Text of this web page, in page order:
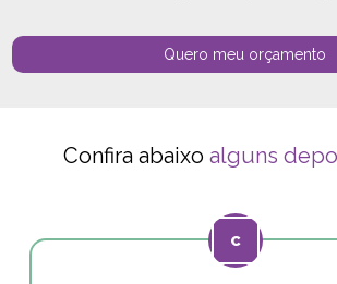
Quero meu orçamento
Confira abaixo alguns